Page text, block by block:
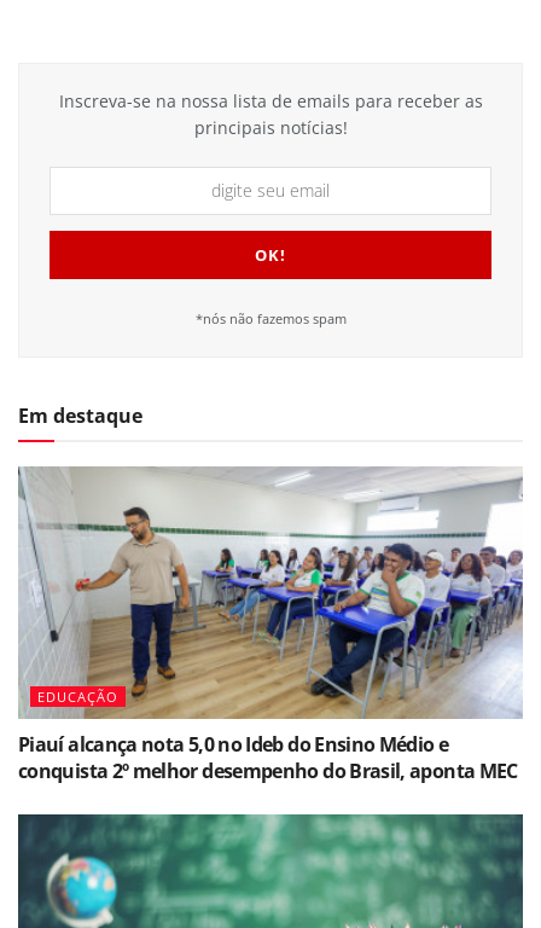
Inscreva-se na nossa lista de emails para receber as
principais notícias!
*nós não fazemos spam
Em destaque
EDUCAÇÃO
Piauí alcança nota 5,0 no Ideb do Ensino Médio e
conquista 2º melhor desempenho do Brasil, aponta MEC